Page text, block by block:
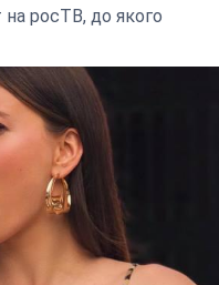
на росТВ, до якого